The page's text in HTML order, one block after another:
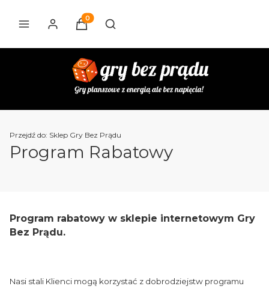
Produkty w koszyku: 0. Zobacz szczegóły
Otwórz wyszukiwarkę
Przejdź do: Sklep Gry Bez Prądu
Program Rabatowy
Program rabatowy w sklepie internetowym Gry
Bez Prądu.
Nasi stali Klienci mogą korzystać z dobrodziejstw programu